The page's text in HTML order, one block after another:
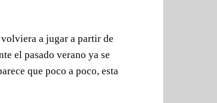
a jugar a partir de
el pasado verano ya se
que poco a poco, esta